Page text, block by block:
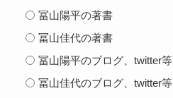
冨山陽平の著書
冨山佳代の著書
冨山陽平のブログ、twitter等
冨山佳代のブログ、twitter等